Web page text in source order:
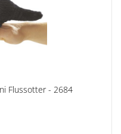
Flussotter - 2684